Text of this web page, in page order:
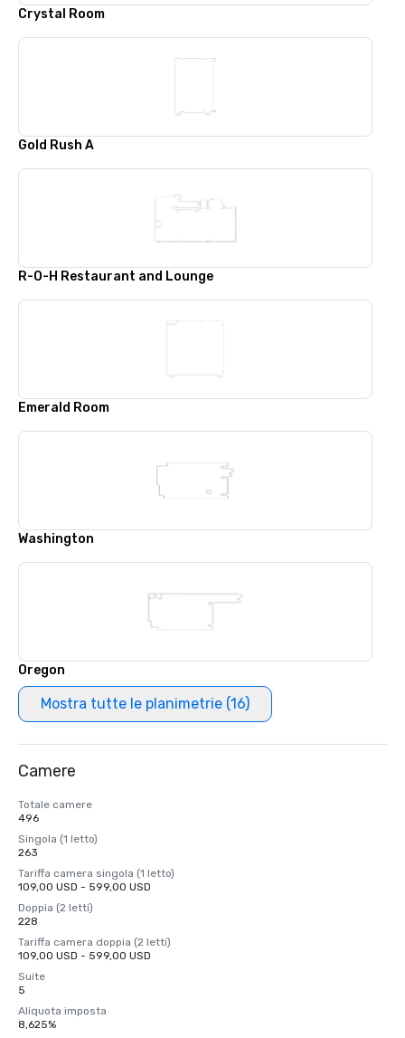
Crystal Room
Gold Rush A
R-O-H Restaurant and Lounge
Emerald Room
Washington
Oregon
Mostra tutte le planimetrie (16)
Camere
Totale camere
496
Singola (1 letto)
263
Tariffa camera singola (1 letto)
109,00 USD - 599,00 USD
Doppia (2 letti)
228
Tariffa camera doppia (2 letti)
109,00 USD - 599,00 USD
Suite
5
Aliquota imposta
8,625%